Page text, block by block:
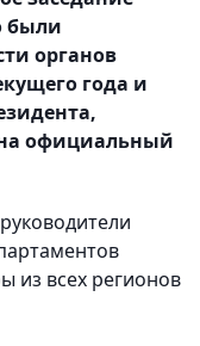
были
органов
года и
официальный
из всех регионов